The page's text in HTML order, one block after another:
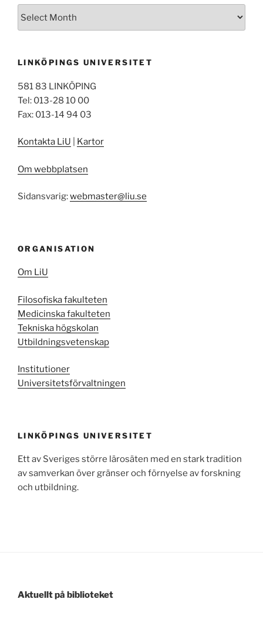
LINKÖPINGS UNIVERSITET
581 83 LINKÖPING
Tel: 013-28 10 00
Fax: 013-14 94 03
Kontakta LiU Kartor
Om webbplatsen
Sidansvarig:webmaster@liu.se
ORGANISATION
Om LiU
Filosofiska fakulteten
Medicinska fakulteten
Tekniska högskolan
Utbildningsvetenskap
Institutioner
Universitetsförvaltningen
LINKÖPINGS UNIVERSITET
Ett av Sveriges större lärosäten med en stark tradition
av samverkan över gränser och förnyelse av forskning
och utbildning.
Aktuellt på biblioteket